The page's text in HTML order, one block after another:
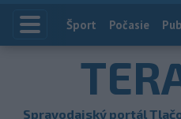
Index
Šport Počasie
Spravodajský portál